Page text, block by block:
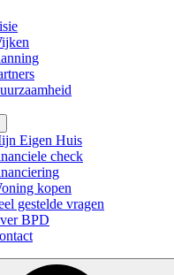
Eigen Huis
check
kopen
gestelde vragen
BPD